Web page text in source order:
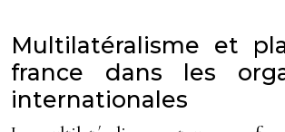
Multilatéralisme et
france dans les
internationales